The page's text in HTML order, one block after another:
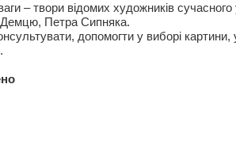
– твори відомих художників
Петра Сипняка.
допомогти у виборі картини,